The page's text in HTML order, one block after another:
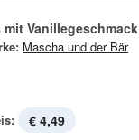
mit Vanillegeschmack
Mascha und der Bär
€ 4,49